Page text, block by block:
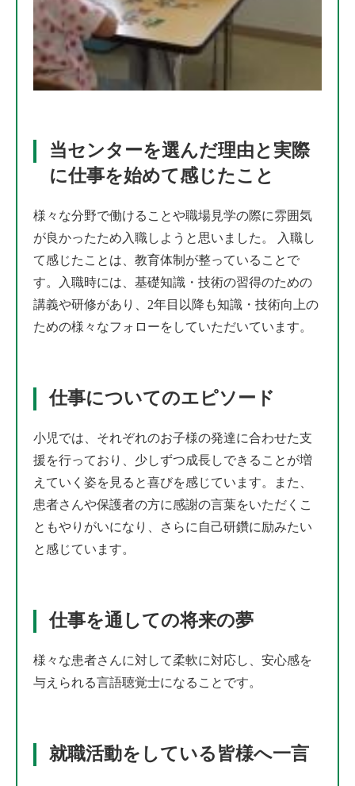
当センターを選んだ理由と実際
に仕事を始めて感じたこと
様々な分野で働けることや職場見学の際に雰囲気
が良かったため入職しようと思いました。 入職し
て感じたことは、教育体制が整っていることで
す。入職時には、基礎知識・技術の習得のための
講義や研修があり、2年目以降も知識・技術向上の
ための様々なフォローをしていただいています。
仕事についてのエピソード
小児では、それぞれのお子様の発達に合わせた支
援を行っており、少しずつ成長しできることが増
えていく姿を見ると喜びを感じています。また、
患者さんや保護者の方に感謝の言葉をいただくこ
ともやりがいになり、さらに自己研鑽に励みたい
と感じています。
仕事を通しての将来の夢
様々な患者さんに対して柔軟に対応し、安心感を
与えられる言語聴覚士になることです。
就職活動をしている皆様へ一言